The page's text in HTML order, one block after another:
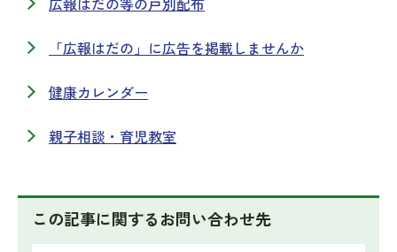
「広報はだの」に広告を掲載しませんか
健康カレンダー
親子相談・育児教室
この記事に関するお問い合わせ先